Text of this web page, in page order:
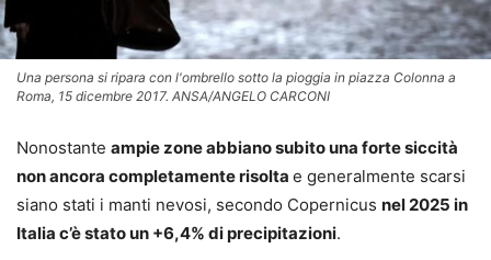
Una persona si ripara con l'ombrello sotto la pioggia in piazza Colonna a
Roma, 15 dicembre 2017. ANSA/ANGELO CARCONI
Nonostante ampie zone abbiano subito una forte siccità
non ancora completamente risolta e generalmente scarsi
siano stati i manti nevosi, secondo Copernicus nel 2025 in
Italia c’è stato un +6,4% di precipitazioni.